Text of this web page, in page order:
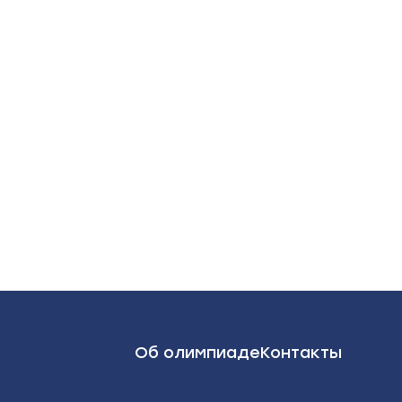
Об олимпиадеКонтакты